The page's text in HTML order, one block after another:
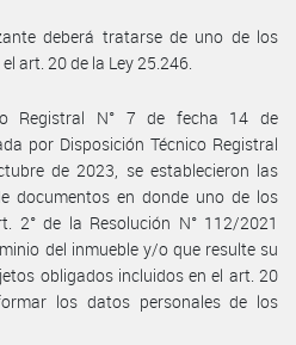
deberá tratarse de uno de los
art. 20 de la Ley 25.246.
Registral N° 7 de fecha 14 de
por Disposición Técnico Registral
de 2023, se establecieron las
documentos en donde uno de los
2° de la Resolución N° 112/2021
del inmueble y/o que resulte su
obligados incluidos en el art. 20
los datos personales de los